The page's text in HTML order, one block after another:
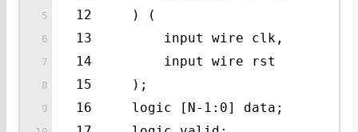
12 ) (
13 input wire clk,
14 input wire rst
15 );
16 logic [N-1:0] data;